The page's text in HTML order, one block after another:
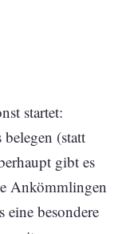
startet:
(statt
gibt es
Ankömmlingen
besondere